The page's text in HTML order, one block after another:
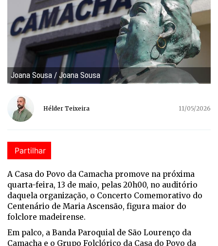
Joana Sousa / Joana Sousa
Hélder Teixeira 11/05/2026
Partilhar
A Casa do Povo da Camacha promove na próxima
quarta-feira, 13 de maio, pelas 20h00, no auditório
daquela organização, o Concerto Comemorativo do
Centenário de Maria Ascensão, figura maior do
folclore madeirense.
Em palco, a Banda Paroquial de São Lourenço da
Camacha e o Grupo Folclórico da Casa do Povo da